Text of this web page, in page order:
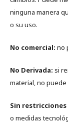
ninguna manera
o su uso.
No comercial: no
No Derivada: si
material, no
Sin
o medidas